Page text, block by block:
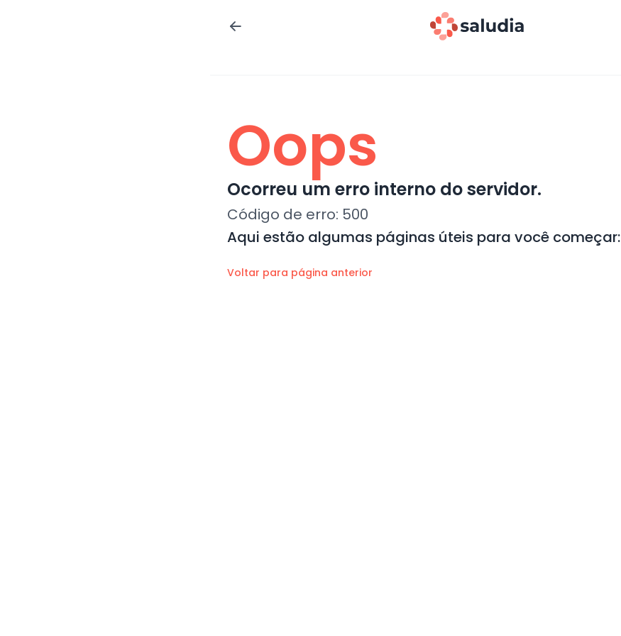
Oops
Ocorreu um erro interno do servidor.
Código de erro: 500
Aqui estão algumas páginas úteis para você começar:
Voltar para página anterior